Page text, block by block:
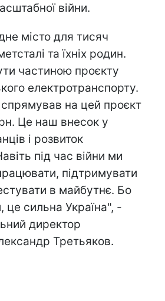
війни.
місто для тисяч
та їхніх родин.
частиною проєкту
електротранспорту.
на цей проєкт
Це наш внесок у
і розвиток
під час війни ми
підтримувати
в майбутнє. Бо
це сильна Україна", -
директор
Третьяков.